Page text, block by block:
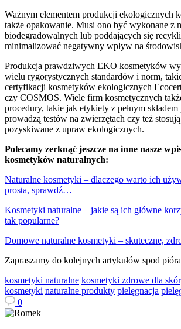
Ważnym elementem produkcji ekologicznych
także opakowanie. Musi ono być wykonane z
biodegradowalnych lub poddających się
minimalizować negatywny wpływ na
Produkcja prawdziwych EKO kosmetyków
wielu rygorystycznych standardów i norm,
certyfikacji kosmetyków ekologicznych
czy COSMOS. Wiele firm kosmetycznych
procedury, takie jak etykiety z pełnym
prowadzą testów na zwierzętach czy też
pozyskiwane z upraw ekologicznych.
Polecamy zerknąć jeszcze na inne nasze
kosmetyków naturalnych:
Naturalne kosmetyki – dlaczego warto ich
prosta, sprawdź…
Kosmetyki naturalne – jakie są ich główne
tak popularne?
Domowe naturalne kosmetyki – skuteczne,
Zapraszamy do kolejnych artykułów spod
kosmetyki naturalne kosmetyki zdrowe dla
kosmetyki naturalne produkty pielęgnacja
0